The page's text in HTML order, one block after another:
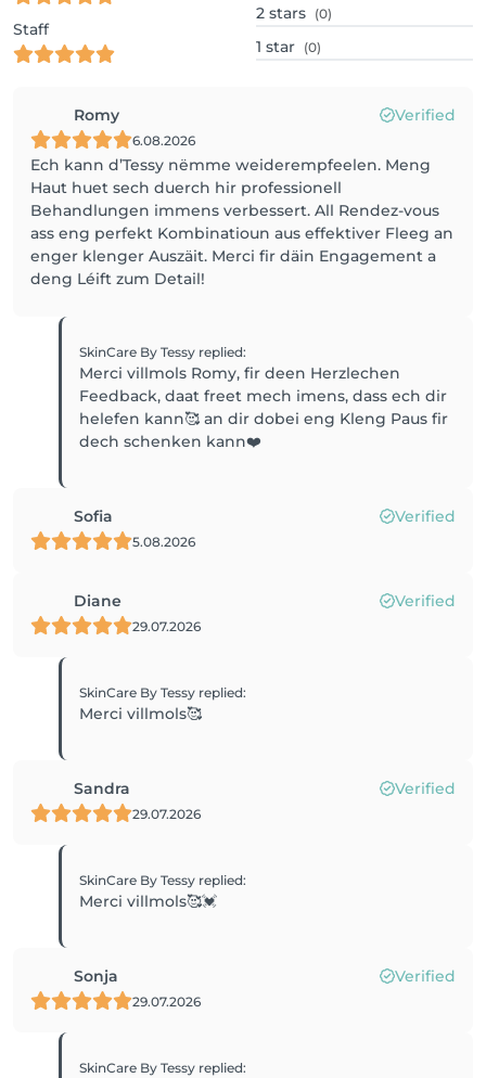
Staff
2 stars (0)
1 star (0)
Romy Verified
6.08.2026
Ech kann d’Tessy nëmme weiderempfeelen. Meng
Haut huet sech duerch hir professionell
Behandlungen immens verbessert. All Rendez-vous
ass eng perfekt Kombinatioun aus effektiver Fleeg an
enger klenger Auszäit. Merci fir däin Engagement a
deng Léift zum Detail!
SkinCare By Tessy replied:
Merci villmols Romy, fir deen Herzlechen
Feedback, daat freet mech imens, dass ech dir
helefen kann🥰 an dir dobei eng Kleng Paus fir
dech schenken kann❤️
Sofia Verified
5.08.2026
Diane Verified
29.07.2026
SkinCare By Tessy replied:
Merci villmols🥰
Sandra Verified
29.07.2026
SkinCare By Tessy replied:
Merci villmols🥰💓
Sonja Verified
29.07.2026
SkinCare By Tessy replied: